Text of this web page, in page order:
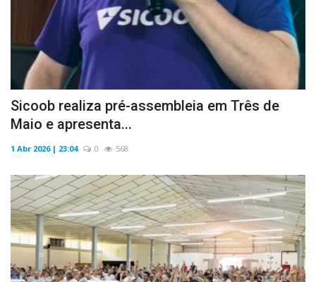
Sicoob realiza pré-assembleia em Três de
Maio e apresenta...
1 Abr 2026 | 23:04 0 568